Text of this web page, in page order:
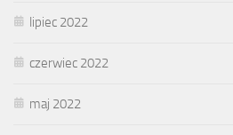
lipiec 2022
czerwiec 2022
maj 2022